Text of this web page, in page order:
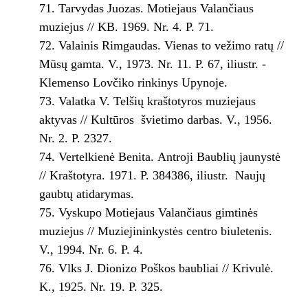
Tarvydas Juozas. Motiejaus Valančiaus
muziejus // KB. 1969. Nr. 4. P. 71.
Valainis Rimgaudas. Vienas to vežimo ratų //
Mūsų gamta. V., 1973. Nr. 11. P. 6­7, iliustr. ­
Klemenso Lovčiko rinkinys Upynoje.
Valatka V. Telšių kraštotyros muziejaus
aktyvas // Kultūros ­ švietimo darbas. V., 1956.
Nr. 2. P. 23­27.
Vertelkienė Benita. Antroji Baublių jaunystė
// Kraštotyra. 1971. P. 384­386, iliustr. ­ Naujų
gaubtų atidarymas.
Vyskupo Motiejaus Valančiaus gimtinės
muziejus // Muziejininkystės centro biuletenis.
V., 1994. Nr. 6. P. 4.
Vlks J. Dionizo Poškos baubliai // Krivulė.
K., 1925. Nr. 19. P. 325.